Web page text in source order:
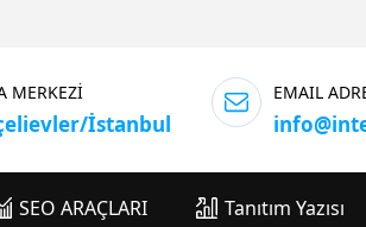
MERKEZİ
İstanbul
EMAIL
SEO ARAÇLARI Tanıtım Yazısı